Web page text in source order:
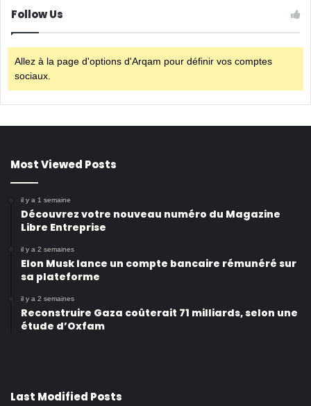
Follow Us
Allez à la page d'options d'Arqam pour définir vos comptes
sociaux.
Most Viewed Posts
il y a 1 semaine
Découvrez votre nouveau numéro du Magazine
Libre Entreprise
il y a 2 semaines
Elon Musk lance un compte bancaire rémunéré sur
sa plateforme
il y a 2 semaines
Reconstruire Gaza coûterait 71 milliards, selon une
étude d’Oxfam
Last Modified Posts